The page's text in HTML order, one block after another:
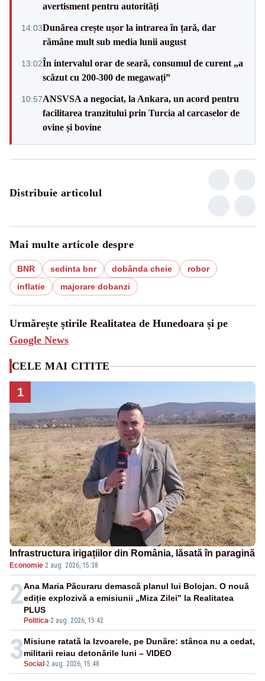
avertisment pentru autorități
14:03Dunărea crește ușor la intrarea în țară, dar
rămâne mult sub media lunii august
13:02În intervalul orar de seară, consumul de curent „a
scăzut cu 200-300 de megawați”
10:57ANSVSA a negociat, la Ankara, un acord pentru
facilitarea tranzitului prin Turcia al carcaselor de
ovine și bovine
Distribuie articolul
Mai multe articole despre
BNR sedinta bnr dobânda cheie
robor
inflatie
majorare dobanzi
Urmărește știrile Realitatea de Hunedoara și pe
Google News
CELE MAI CITITE
1
Infrastructura irigațiilor din România, lăsată în paragină
Economie·2 aug. 2026, 15:38
2
Politica-2 aug. 2026, 15:42
Ana Maria Păcuraru demască planul lui Bolojan. O nouă
ediție explozivă a emisiunii „Miza Zilei” la Realitatea
PLUS
3Social-2 aug. 2026, 15:48
Misiune ratată la Izvoarele, pe Dunăre: stânca nu a cedat,
militarii reiau detonările luni – VIDEO